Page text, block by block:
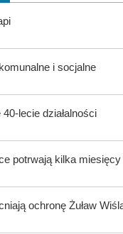
i socjalne
lecie działalności
potrwają kilka miesięcy
ochronę Żuław